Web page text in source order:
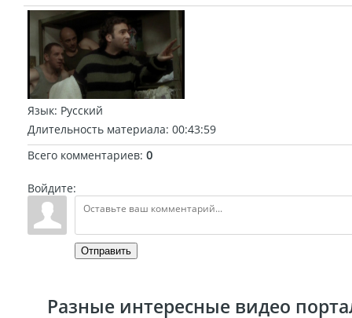
Язык: Русский
Длительность материала: 00:43:59
Всего комментариев: 0
Войдите:
Отправить
Разные интересные видео